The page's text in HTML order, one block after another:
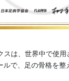
スは、世界中で使
ルで、足の骨格を整